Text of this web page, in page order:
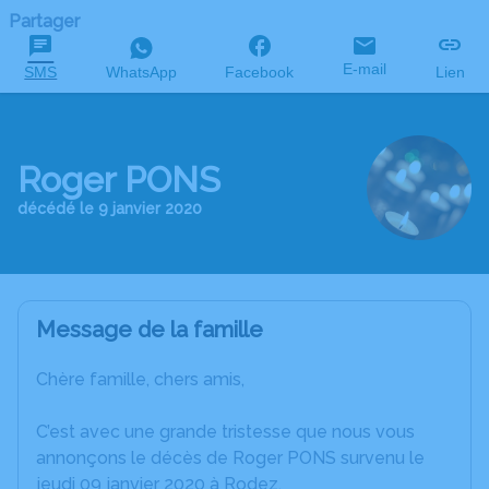
Partager
SMS WhatsApp Facebook E-mail Lien
Roger PONS
décédé le 9 janvier 2020
Message de la famille
Chère famille, chers amis,
C’est avec une grande tristesse que nous vous
annonçons le décès de Roger PONS survenu le
jeudi 09 janvier 2020 à Rodez.